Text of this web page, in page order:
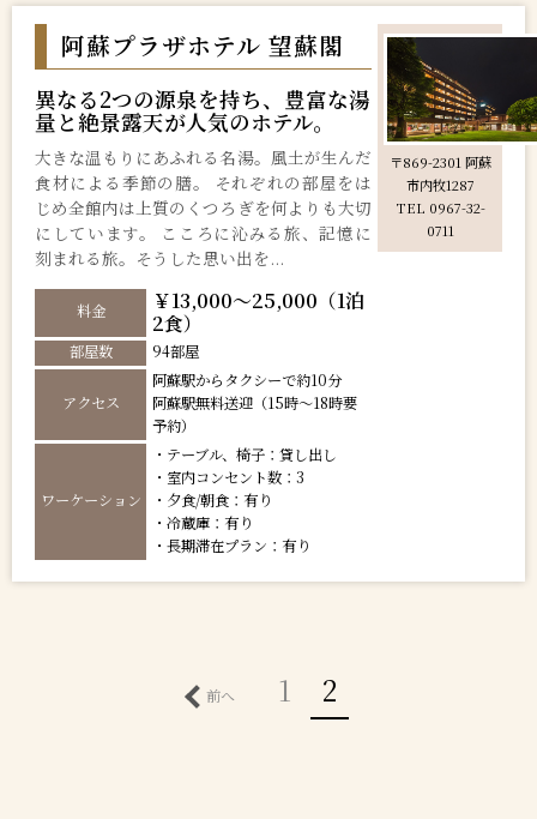
阿蘇プラザホテル 望蘇閣
異なる2つの源泉を持ち、豊富な湯
量と絶景露天が人気のホテル。
大きな温もりにあふれる名湯。風土が生んだ
食材による季節の膳。 それぞれの部屋をは
じめ全館内は上質のくつろぎを何よりも大切
にしています。 こころに沁みる旅、記憶に
刻まれる旅。そうした思い出を...
料金
￥13,000～25,000（1泊
2食）
部屋数 94部屋
アクセス
阿蘇駅からタクシーで約10分
阿蘇駅無料送迎（15時～18時要
予約）
ワーケーション
・テーブル、椅子：貸し出し
・室内コンセント数：3
・夕食/朝食：有り
・冷蔵庫：有り
・長期滞在プラン：有り
〒869-2301 阿蘇
市内牧1287
TEL 0967-32-
0711
前へ 1 2